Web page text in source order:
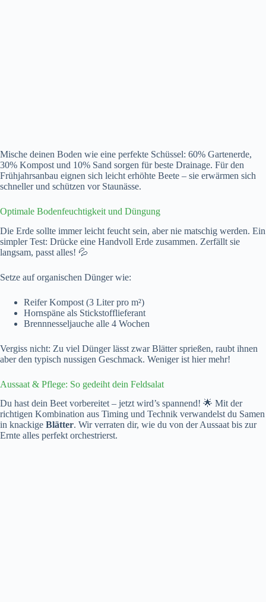
Mische deinen Boden wie eine perfekte Schüssel: 60% Gartenerde,
30% Kompost und 10% Sand sorgen für beste Drainage. Für den
Frühjahrsanbau eignen sich leicht erhöhte Beete – sie erwärmen sich
schneller und schützen vor Staunässe.
Optimale Bodenfeuchtigkeit und Düngung
Die Erde sollte immer leicht feucht sein, aber nie matschig werden. Ein
simpler Test: Drücke eine Handvoll Erde zusammen. Zerfällt sie
langsam, passt alles! 💦
Setze auf organischen Dünger wie:
Reifer Kompost (3 Liter pro m²)
Hornspäne als Stickstofflieferant
Brennnesseljauche alle 4 Wochen
Vergiss nicht: Zu viel Dünger lässt zwar Blätter sprießen, raubt ihnen
aber den typisch nussigen Geschmack. Weniger ist hier mehr!
Aussaat & Pflege: So gedeiht dein Feldsalat
Du hast dein Beet vorbereitet – jetzt wird’s spannend! 🌟 Mit der
richtigen Kombination aus Timing und Technik verwandelst du Samen
in knackige Blätter. Wir verraten dir, wie du von der Aussaat bis zur
Ernte alles perfekt orchestrierst.